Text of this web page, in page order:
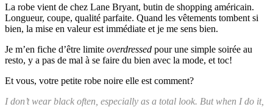
La robe vient de chez Lane Bryant, butin de shopping américain.
Longueur, coupe, qualité parfaite. Quand les vêtements tombent si
bien, la mise en valeur est immédiate et je me sens bien.
Je m’en fiche d’être limite overdressed pour une simple soirée au
resto, y a pas de mal à se faire du bien avec la mode, et toc!
Et vous, votre petite robe noire elle est comment?
I don’t wear black often, especially as a total look. But when I do it,